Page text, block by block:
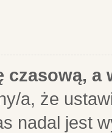
czasową,
a, że
nadal jest